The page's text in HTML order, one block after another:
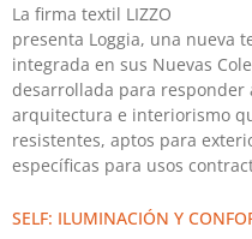
La firma textil LIZZO
presenta Loggia, una nueva
integrada en sus Nuevas
desarrollada para responder
arquitectura e interiorismo
resistentes, aptos para
específicas para usos
SELF: ILUMINACIÓN Y